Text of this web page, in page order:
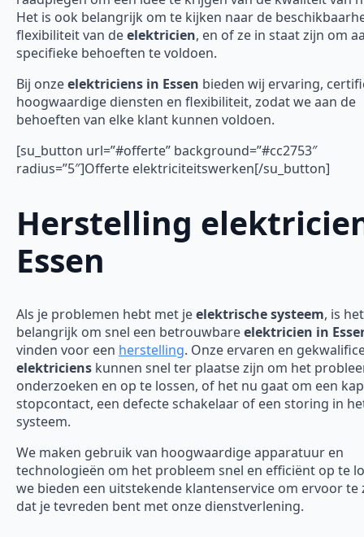
Het is ook belangrijk om te kijken naar de
flexibiliteit van deelektricien, en of ze in staat zijn om
specifieke behoeften te voldoen.
Bij onzeelektriciens in Essen bieden wij ervaring,
hoogwaardige diensten en flexibiliteit, zodat we aan de
behoeften van elke klant kunnen voldoen.
[su_button url=”#offerte” background=”#cc2753″
radius=”5″]Offerte elektriciteitswerken[/su_button]
Herstelling
Essen
Als je problemen hebt met jeelektrische systeem, is het
belangrijk om snel een betrouwbareelektricien in
vinden voor een herstelling. Onze ervaren en
elektriciens kunnen snel ter plaatse zijn om het
onderzoeken en op te lossen, of het nu gaat om een
stopcontact, een defecte schakelaar of een storing in
systeem.
We maken gebruik van hoogwaardige apparatuur en
technologieën om het probleem snel en efficiënt op te
we bieden een uitstekende klantenservice om ervoor te
dat je tevreden bent met onze dienstverlening.